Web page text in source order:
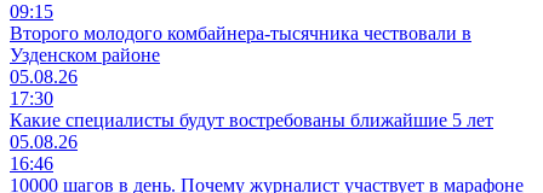
09:15
Второго молодого комбайнера-тысячника чествовали в
Узденском районе
05.08.26
17:30
Какие специалисты будут востребованы ближайшие 5 лет
05.08.26
16:46
10000 шагов в день. Почему журналист участвует в марафоне